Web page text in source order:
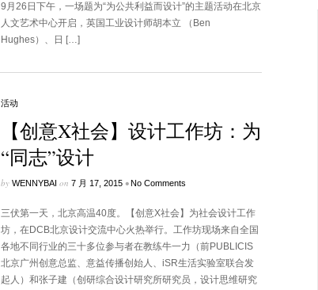
9月26日下午，一场题为“为公共利益而设计”的主题活动在北京
人文艺术中心开启，英国工业设计师胡本立 （Ben
Hughes）、日 […]
活动
【创意X社会】设计工作坊：为
“同志”设计
by WENNYBAI on 7 月 17, 2015 •No Comments
三伏第一天，北京高温40度。【创意X社会】为社会设计工作
坊，在DCB北京设计交流中心火热举行。工作坊现场来自全国
各地不同行业的三十多位参与者在教练牛一力（前PUBLICIS
北京广州创意总监、意益传播创始人、iSR生活实验室联合发
起人）和张子建（创研综合设计研究所研究员，设计思维研究